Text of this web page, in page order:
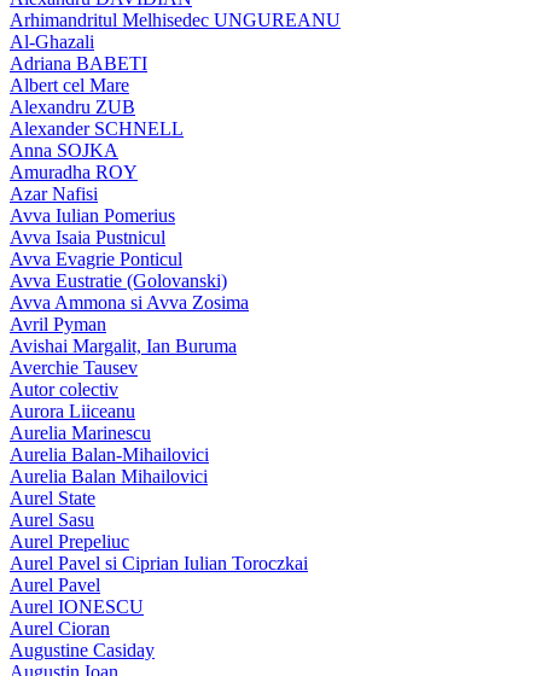
Arhimandritul Melhisedec UNGUREANU
Al-Ghazali
Adriana BABETI
Albert cel Mare
Alexandru ZUB
Alexander SCHNELL
Anna SOJKA
Amuradha ROY
Azar Nafisi
Avva Iulian Pomerius
Avva Isaia Pustnicul
Avva Evagrie Ponticul
Avva Eustratie (Golovanski)
Avva Ammona si Avva Zosima
Avril Pyman
Avishai Margalit, Ian Buruma
Averchie Tausev
Autor colectiv
Aurora Liiceanu
Aurelia Marinescu
Aurelia Balan-Mihailovici
Aurelia Balan Mihailovici
Aurel State
Aurel Sasu
Aurel Prepeliuc
Aurel Pavel si Ciprian Iulian Toroczkai
Aurel Pavel
Aurel IONESCU
Aurel Cioran
Augustine Casiday
Augustin Ioan